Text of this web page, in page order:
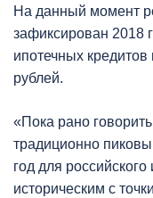
На данный момент
зафиксирован 2018
ипотечных
рублей.
«Пока рано
традиционно
год для
историческим с